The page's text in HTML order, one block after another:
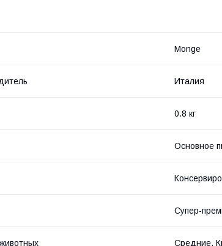
Monge
Италия
0.8 кг
Основное
Супер-
Средние,